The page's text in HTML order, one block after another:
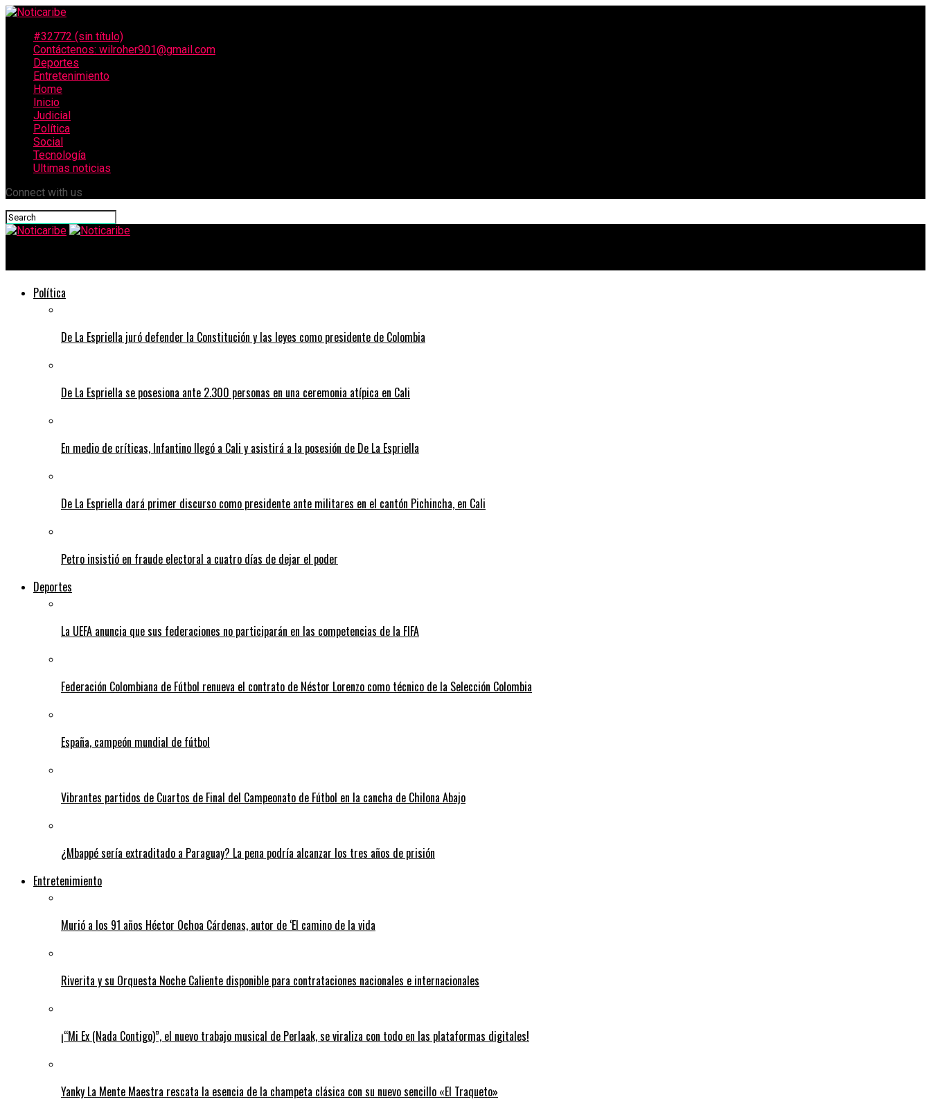
#32772 (sin título)
Contáctenos: wilroher901@gmail.com
Deportes
Entretenimiento
Home
Inicio
Judicial
Política
Social
Tecnología
Ultimas noticias
Connect with us
Política
De La Espriella juró defender la Constitución y las leyes como presidente de Colombia
De La Espriella se posesiona ante 2.300 personas en una ceremonia atípica en Cali
En medio de críticas, Infantino llegó a Cali y asistirá a la posesión de De La Espriella
De La Espriella dará primer discurso como presidente ante militares en el cantón Pichincha, en Cali
Petro insistió en fraude electoral a cuatro días de dejar el poder
Deportes
La UEFA anuncia que sus federaciones no participarán en las competencias de la FIFA
Federación Colombiana de Fútbol renueva el contrato de Néstor Lorenzo como técnico de la Selección Colombia
España, campeón mundial de fútbol
Vibrantes partidos de Cuartos de Final del Campeonato de Fútbol en la cancha de Chilona Abajo
¿Mbappé sería extraditado a Paraguay? La pena podría alcanzar los tres años de prisión
Entretenimiento
Murió a los 91 años Héctor Ochoa Cárdenas, autor de ‘El camino de la vida
Riverita y su Orquesta Noche Caliente disponible para contrataciones nacionales e internacionales
¡“Mi Ex (Nada Contigo)”, el nuevo trabajo musical de Perlaak, se viraliza con todo en las plataformas digitales!
Yanky La Mente Maestra rescata la esencia de la champeta clásica con su nuevo sencillo «El Traqueto»